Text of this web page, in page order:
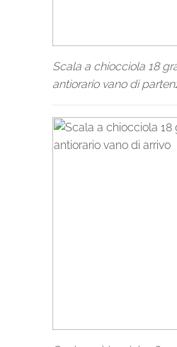
Scala a chiocciola 18
antiorario vano di